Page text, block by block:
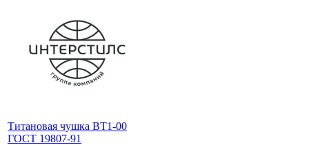
Титановая чушка ВТ1-00
ГОСТ 19807-91